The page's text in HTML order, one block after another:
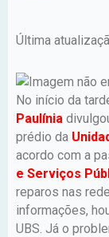
Última
No início da
Paulínia
prédio da
acordo com a
e Serviços
reparos nas
informações,
UBS. Já o